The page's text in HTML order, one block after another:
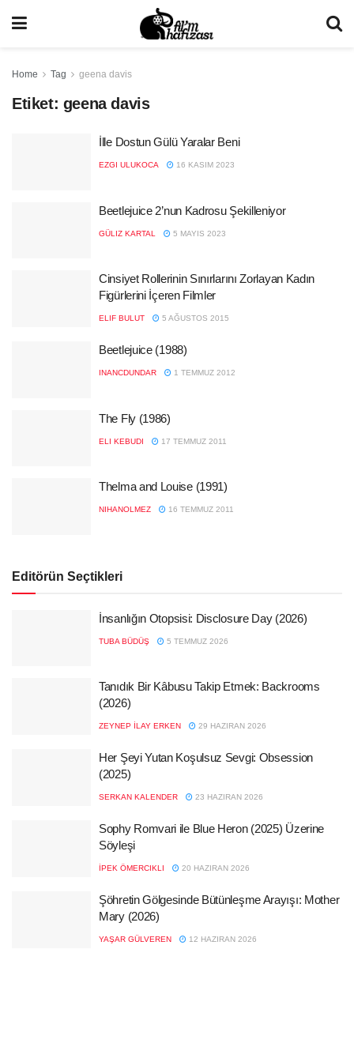
Home Tag geena davis
Etiket: geena davis
İlle Dostun Gülü Yaralar Beni
EZGI ULUKOCA 16 KASIM 2023
Beetlejuice 2’nun Kadrosu Şekilleniyor
GÜLIZ KARTAL 5 MAYIS 2023
Cinsiyet Rollerinin Sınırlarını Zorlayan Kadın
Figürlerini İçeren Filmler
ELIF BULUT 5 AĞUSTOS 2015
Beetlejuice (1988)
INANCDUNDAR 1 TEMMUZ 2012
The Fly (1986)
ELI KEBUDI 17 TEMMUZ 2011
Thelma and Louise (1991)
NIHANOLMEZ 16 TEMMUZ 2011
Editörün Seçtikleri
İnsanlığın Otopsisi: Disclosure Day (2026)
TUBA BÜDÜŞ 5 TEMMUZ 2026
Tanıdık Bir Kâbusu Takip Etmek: Backrooms
(2026)
ZEYNEP İLAY ERKEN 29 HAZIRAN 2026
Her Şeyi Yutan Koşulsuz Sevgi: Obsession
(2025)
SERKAN KALENDER 23 HAZIRAN 2026
Sophy Romvari ile Blue Heron (2025) Üzerine
Söyleşi
İPEK ÖMERCIKLI 20 HAZIRAN 2026
Şöhretin Gölgesinde Bütünleşme Arayışı: Mother
Mary (2026)
YAŞAR GÜLVEREN 12 HAZIRAN 2026